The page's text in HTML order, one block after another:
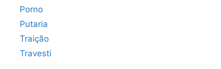
Porno
Putaria
Traição
Travesti